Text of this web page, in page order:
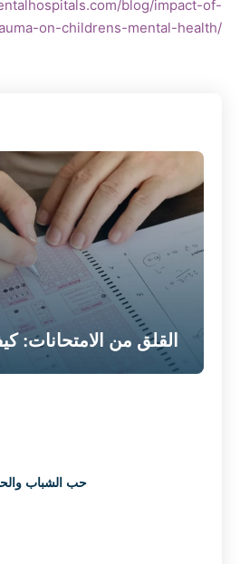
blog/impact-of-
on-childrens-mental-health/
القلق من الامتحانات:
حب الشباب